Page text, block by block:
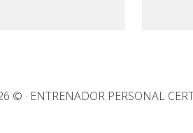
© · ENTRENADOR PERSONAL